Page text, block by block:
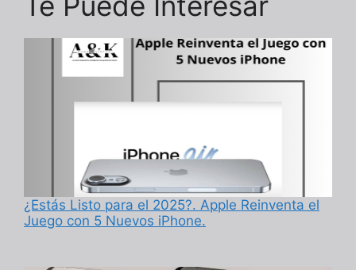
¿Estás Listo para el 2025?. Apple Reinventa el
Juego con 5 Nuevos iPhone.